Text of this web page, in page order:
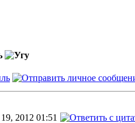
2012 01:51